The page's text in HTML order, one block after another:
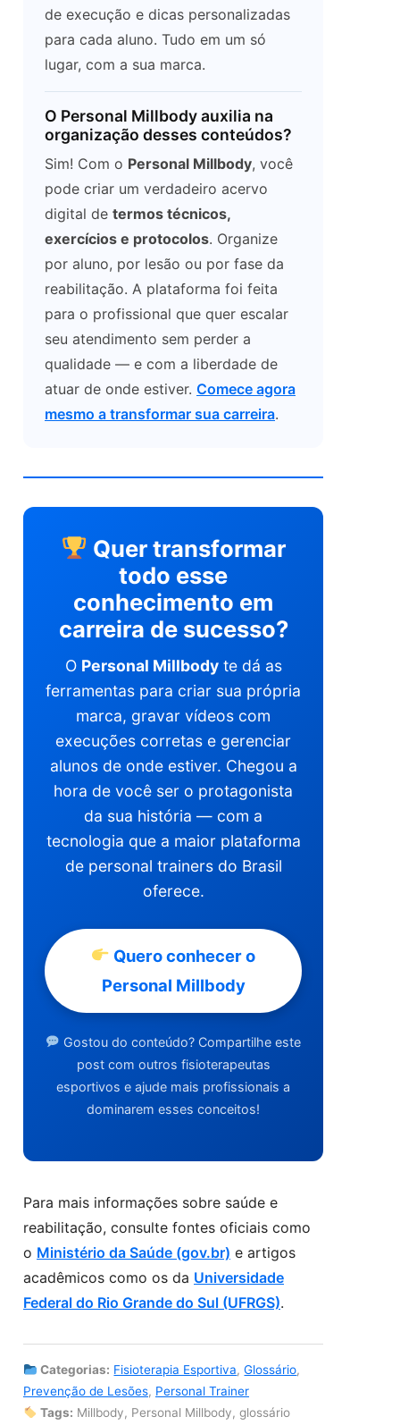
de execução e dicas personalizadas
para cada aluno. Tudo em um só
lugar, com a sua marca.
O Personal Millbody auxilia na
organização desses conteúdos?
Sim! Com o Personal Millbody, você
pode criar um verdadeiro acervo
digital de termos técnicos,
exercícios e protocolos. Organize
por aluno, por lesão ou por fase da
reabilitação. A plataforma foi feita
para o profissional que quer escalar
seu atendimento sem perder a
qualidade — e com a liberdade de
atuar de onde estiver. Comece agora
mesmo a transformar sua carreira.
Quer transformar
todo esse
conhecimento em
carreira de sucesso?
O Personal Millbodyte dá as
ferramentas para criar sua própria
marca, gravar vídeos com
execuções corretas e gerenciar
alunos de onde estiver. Chegou a
hora de você ser o protagonista
da sua história — com a
tecnologia que a maior plataforma
de personal trainers do Brasil
oferece.
Quero conhecer o
Personal Millbody
Gostou do conteúdo? Compartilhe este
post com outros fisioterapeutas
esportivos e ajude mais profissionais a
dominarem esses conceitos!
Para mais informações sobre saúde e
reabilitação, consulte fontes oficiais como
o Ministério da Saúde (gov.br) e artigos
acadêmicos como os da Universidade
Federal do Rio Grande do Sul (UFRGS).
Categorias: Fisioterapia Esportiva,Glossário,
Prevenção de Lesões, Personal Trainer
Tags: Millbody, Personal Millbody, glossário